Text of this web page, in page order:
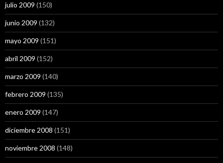
julio 2009 (150)
junio 2009 (132)
mayo 2009 (151)
abril 2009 (152)
marzo 2009 (140)
febrero 2009 (135)
enero 2009 (147)
diciembre 2008 (151)
noviembre 2008 (148)